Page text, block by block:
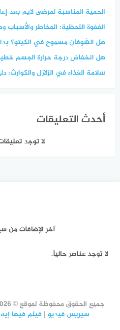
الحمية المناسبة لمرضى لايم بعد
الغفوة اللحظية: المخاطر والأسباب
هل الشوفان مسموح في الكيتو؟
هل انخفاض درجة حرارة الجسم
سلامة الغذاء في الزلازل والكوارث:
أحدث التعليقات
لا توجد
آخر الإضافات من
لا توجد عناصر حالياً.
جميع الحقوق محفوظة لموقع © 2026 أجارس للصحة
سيريس فيديو | فيلم فيها